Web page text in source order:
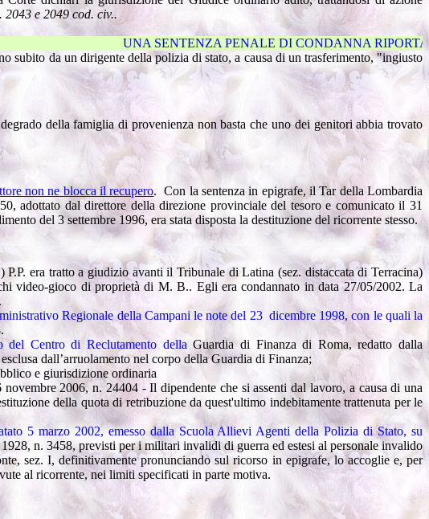
2043 e 2049 cod. civ..
UNA SENTENZA PENALE DI CONDANNA RIPORTATA DAL
subito da un dirigente della polizia di stato, a causa di un trasferimento, "ingiusto
della famiglia di provenienza non basta che uno dei genitori abbia trovato
non ne blocca il recupero.Con la sentenza in epigrafe, il Tar della Lombardia
adottato dal direttore della direzione provinciale del tesoro e comunicato il 31
del 3 settembre 1996, era stata disposta la destituzione del ricorrente stesso.
P.P. era tratto a giudizio avanti il Tribunale di Latina (sez. distaccata di Terracina)
video-gioco di proprietà di M. B.. Egli era condannato in data 27/05/2002. La
Regionale della Campani le note del 23 dicembre 1998, con le quali la
del Centro di Reclutamento dellaGuardia di Finanza di Roma, redatto dalla
dall’arruolamento nel corpo della Guardia di Finanza;
e giurisdizione ordinaria
2006, n. 24404 - Il dipendente che si assenti dal lavoro, a causa di una
della quota di retribuzione da quest'ultimo indebitamente trattenuta per le
5 marzo 2002, emesso dalla Scuola Allievi Agenti della Polizia di Stato, su
n. 3458, previsti per i militari invalidi di guerra ed estesi al personale invalido
sez. I, definitivamente pronunciando sul ricorso in epigrafe, lo accoglie e, per
al ricorrente, nei limiti specificati in parte motiva.